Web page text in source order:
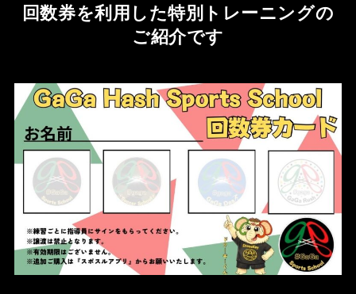
回数券を利用した特別トレーニングの
ご紹介です